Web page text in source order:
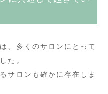
、多くのサロンにとって
た。
サロンも確かに存在しま